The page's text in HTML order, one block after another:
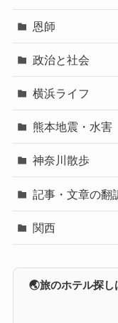
恩師
政治と社会
横浜ライフ
熊本地震・水害
神奈川散歩
記事・文章の翻
関西
🌏旅のホテル探